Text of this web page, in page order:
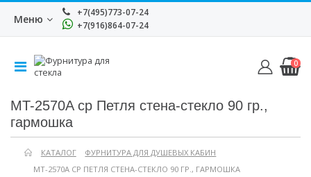
Меню
+7(495)773-07-24
+7(916)864-07-24
0
MT-2570A cp Петля стена-стекло 90 гр.,
гармошка
КАТАЛОГ
ФУРНИТУРА ДЛЯ ДУШЕВЫХ КАБИН
MT-2570A CP ПЕТЛЯ СТЕНА-СТЕКЛО 90 ГР., ГАРМОШКА